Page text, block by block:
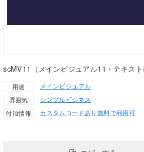
scMV11（メインビジュアル11・テキスト
用途
メインビジュアル
雰囲気
シンプルビジネス
付加情報
カスタムコードあり 無料で利用可